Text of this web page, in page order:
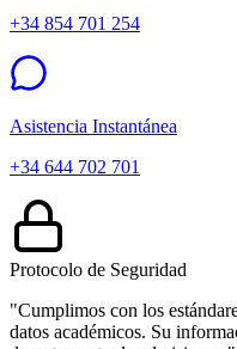
+34 854 701 254
Asistencia Instantánea
+34 644 702 701
Protocolo de Seguridad
"Cumplimos con los
datos académicos. Su